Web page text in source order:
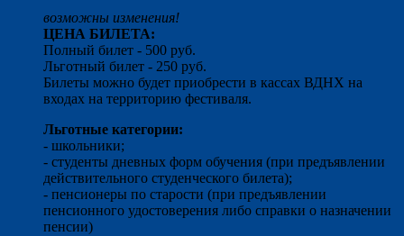
возможны изменения!
ЦЕНА БИЛЕТА:
Полный билет - 500 руб.
Льготный билет - 250 руб.
Билеты можно будет приобрести в кассах ВДНХ на
входах на территорию фестиваля.
Льготные категории:
- школьники;
- студенты дневных форм обучения (при предъявлении
действительного студенческого билета);
- пенсионеры по старости (при предъявлении
пенсионного удостоверения либо справки о назначении
пенсии)